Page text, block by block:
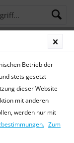
04421 773770
Betrieb der
stets gesetzt
dieser Website
mit anderen
werden nur mit
Zum